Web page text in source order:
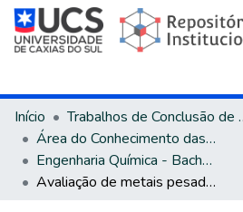
Início
Trabalhos
Área do Conhecimento das Engenharias
Engenharia Química - Bacharelado
Avaliação de metais pesados em peixes do gênero Astyanax: estudo de caso em um rio na cidade de Antônio Prado